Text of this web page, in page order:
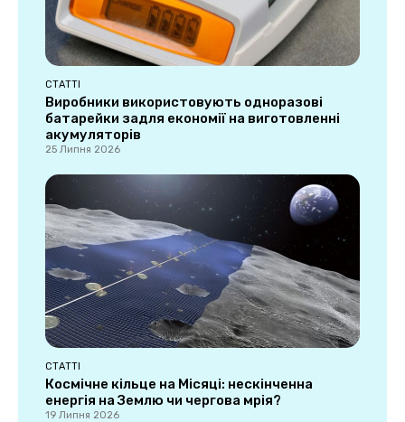
СТАТТІ
Виробники використовують одноразові
батарейки задля економії на виготовленні
акумуляторів
25 Липня 2026
СТАТТІ
Космічне кільце на Місяці: нескінченна
енергія на Землю чи чергова мрія?
19 Липня 2026